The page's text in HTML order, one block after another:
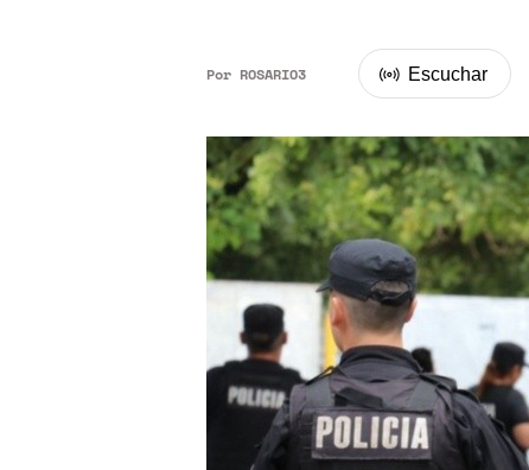
Por ROSARIO3